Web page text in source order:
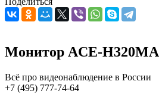
Монитор ACE-H320MA
Всё про видеонаблюдение в России
+7 (495) 777-74-64